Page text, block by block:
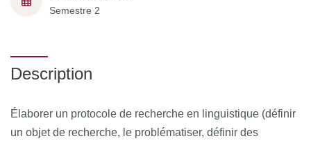
Semestre 2
Description
Élaborer un protocole de recherche en linguistique (définir
un objet de recherche, le problématiser, définir des